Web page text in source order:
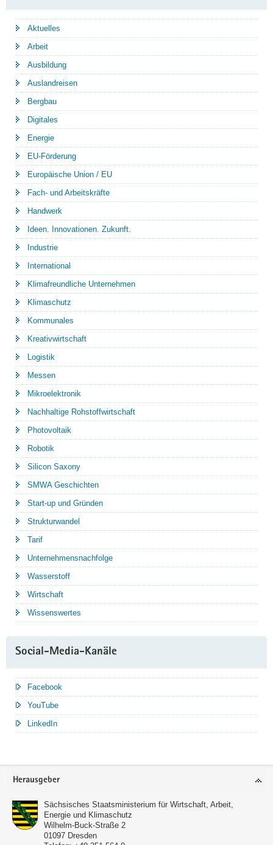
Aktuelles
Arbeit
Ausbildung
Auslandreisen
Bergbau
Digitales
Energie
EU-Förderung
Europäische Union / EU
Fach- und Arbeitskräfte
Handwerk
Ideen. Innovationen. Zukunft.
Industrie
International
Klimafreundliche Unternehmen
Klimaschutz
Kommunales
Kreativwirtschaft
Logistik
Messen
Mikroelektronik
Nachhaltige Rohstoffwirtschaft
Photovoltaik
Robotik
Silicon Saxony
SMWA Geschichten
Start-up und Gründen
Strukturwandel
Tarif
Unternehmensnachfolge
Wasserstoff
Wirtschaft
Wissenswertes
Social-Media-Kanäle
Facebook
YouTube
LinkedIn
Service
Herausgeber
Sächsisches Staatsministerium für Wirtschaft, Arbeit,
Energie und Klimaschutz
Wilhelm-Buck-Straße 2
01097 Dresden